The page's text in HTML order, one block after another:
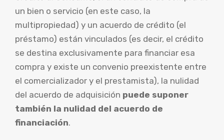
un bien o servicio (en este caso, la
multipropiedad) y un acuerdo de crédito (el
préstamo) están vinculados (es decir, el crédito
se destina exclusivamente para financiar esa
compra y existe un convenio preexistente entre
el comercializador y el prestamista), la nulidad
del acuerdo de adquisición puede suponer
también la nulidad del acuerdo de
financiación.